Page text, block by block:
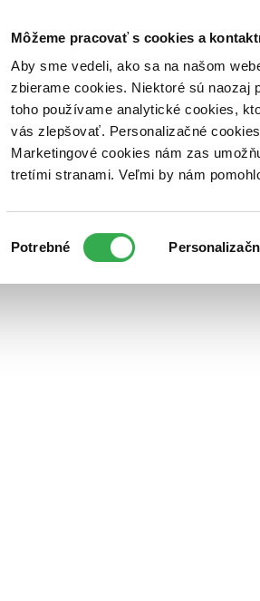
Môžeme pracovať s cookies a
Aby sme vedeli, ako sa na našom
zbierame cookies. Niektoré sú naozaj
toho používame analytické cookies,
vás zlepšovať. Personalizačné
Marketingové cookies nám zas
tretími stranami. Veľmi by nám
súhlasu
Potrebné
Poukážky Kontakt